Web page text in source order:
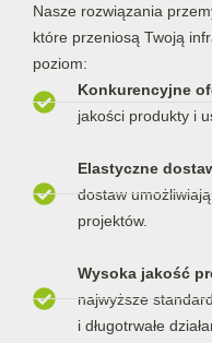
Nasze rozwiązania
które przeniosą Twoją
poziom:
Konkurencyjne
jakości produkty i
Elastyczne
dostaw
projektów.
Wysoka jakość
najwyższe
i długotrwałe